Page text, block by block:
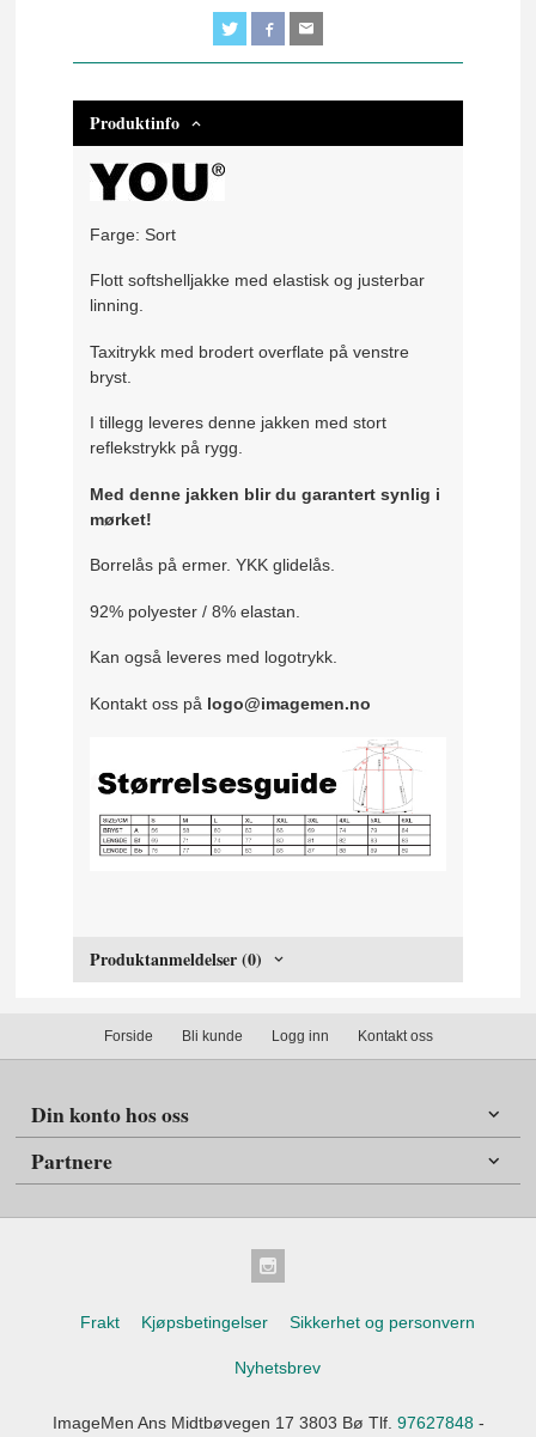
Produktinfo
Farge: Sort
Flott softshelljakke med elastisk og justerbar
linning.
Taxitrykk med brodert overflate på venstre
bryst.
I tillegg leveres denne jakken med stort
reflekstrykk på rygg.
Med denne jakken blir du garantert synlig i
mørket!
Borrelås på ermer. YKK glidelås.
92% polyester / 8% elastan.
Kan også leveres med logotrykk.
Kontakt oss på logo@imagemen.no
Produktanmeldelser (0)
Forside Bli kunde Logg inn Kontakt oss
Din konto hos oss
Partnere
Frakt Kjøpsbetingelser Sikkerhet og personvern
Nyhetsbrev
ImageMen Ans Midtbøvegen 17 3803 Bø Tlf. 97627848-